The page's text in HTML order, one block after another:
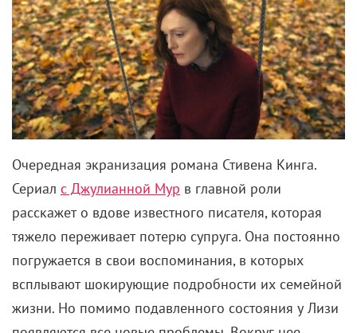
Очередная экранизация романа Стивена Кинга.
Сериал с Джулианной Мур в главной роли
расскажет о вдове известного писателя, которая
тяжело переживает потерю супруга. Она постоянно
погружается в свои воспоминания, в которых
всплывают шокирующие подробности их семейной
жизни. Но помимо подавленного состояния у Лизи